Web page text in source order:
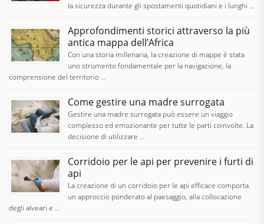
la sicurezza durante gli spostamenti quotidiani e i lunghi …
Approfondimenti storici attraverso la più
antica mappa dell’Africa
Con una storia millenaria, la creazione di mappe è stata
uno strumento fondamentale per la navigazione, la
comprensione del territorio …
Come gestire una madre surrogata
Gestire una madre surrogata può essere un viaggio
complesso ed emozionante per tutte le parti coinvolte. La
decisione di utilizzare …
Corridoio per le api per prevenire i furti di
api
La creazione di un corridoio per le api efficace comporta
un approccio ponderato al paesaggio, alla collocazione
degli alveari e …